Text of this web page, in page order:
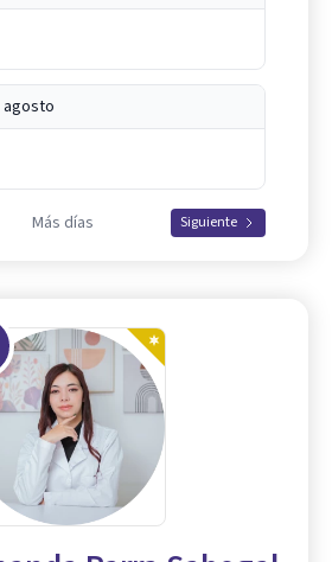
agosto
Más días Siguiente